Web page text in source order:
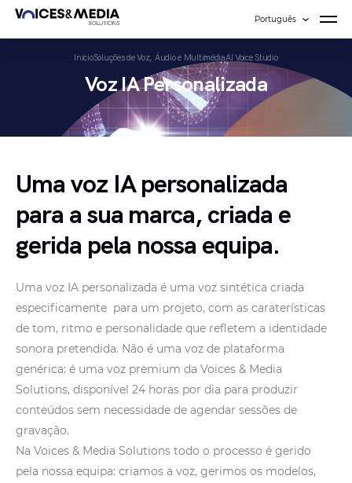
Português
InícioSoluções de Voz, Áudio e MultimédiaAI Voice Studio
Voz IA Personalizada
Uma voz IA personalizada
para a sua marca, criada e
gerida pela nossa equipa.
Uma voz IA personalizada é uma voz sintética criada
especificamente para um projeto, com as caraterísticas
de tom, ritmo e personalidade que refletem a identidade
sonora pretendida. Não é uma voz de plataforma
genérica: é uma voz premium da Voices & Media
Solutions, disponível 24 horas por dia para produzir
conteúdos sem necessidade de agendar sessões de
gravação.
Na Voices & Media Solutions todo o processo é gerido
pela nossa equipa: criamos a voz, gerimos os modelos,